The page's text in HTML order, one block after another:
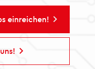
einreichen!